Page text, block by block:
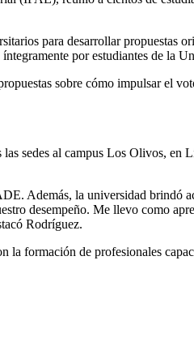
para desarrollar propuestas
por estudiantes de la
sobre cómo impulsar el
sedes al campus Los Olivos, en
Además, la universidad
desempeño. Me llevo como
Rodríguez.
formación de profesionales